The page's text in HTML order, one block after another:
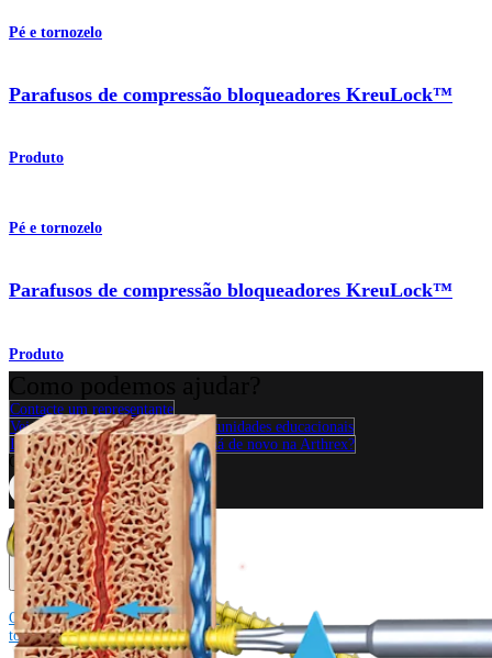
Pé e tornozelo
Parafusos de compressão bloqueadores KreuLock™
Produto
Pé e tornozelo
Parafusos de compressão bloqueadores KreuLock™
Produto
Contacte um representante
Veja eventos, laboratórios e oportunidades educacionais
Inscreva-se para receber: O que há de novo na Arthrex?
Conecte-se conosco
Procedimento
OmbroJoelhoCotoveloMão e punhoPé e
tornozeloQuadrilOrtobiológicosCirurgia cardiotorácicaColuna vertebral